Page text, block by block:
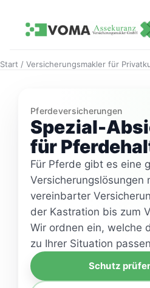
Inhalt
springen
Start / Versicherungsmakler für
Pferdeversicherungen
Spezial-
für
Für Pferde gibt es eine
Versicherungslösungen
vereinbarter
der Kastration bis zum
Wir ordnen ein, welche
zu Ihrer Situation
Schutz